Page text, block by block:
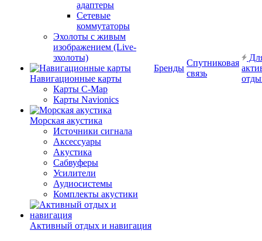
адаптеры
Сетевые
коммутаторы
Эхолоты с живым
изображением (Live-
эхолоты)
Навигационные карты
Карты C-Map
Карты Navionics
Морская акустика
Источники сигнала
Аксессуары
Акустика
Сабвуферы
Усилители
Аудиосистемы
Комплекты акустики
Активный отдых и навигация
Бренды
Спутниковая
связь